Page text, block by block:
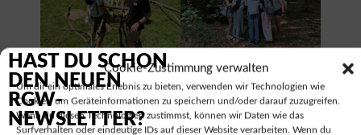
Cookie-Zustimmung verwalten
Um dir ein optimales Erlebnis zu bieten, verwenden wir Technologien wie
Cookies, um Geräteinformationen zu speichern und/oder darauf zuzugreifen.
Wenn du diesen Technologien zustimmst, können wir Daten wie das
Surfverhalten oder eindeutige IDs auf dieser Website verarbeiten. Wenn du
HAST DU SCHON
DEN NEUEN
RGW-
NEWSLETTER?